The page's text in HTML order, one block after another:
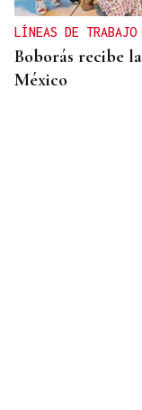
LÍNEAS DE TRABAJO
Boborás recibe
México